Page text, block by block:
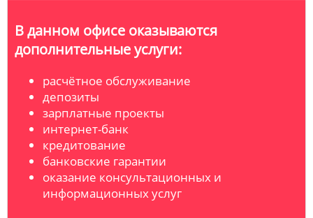
В данном офисе оказываются
дополнительные услуги:
расчётное обслуживание
депозиты
зарплатные проекты
интернет-банк
кредитование
банковские гарантии
оказание консультационных и
информационных услуг